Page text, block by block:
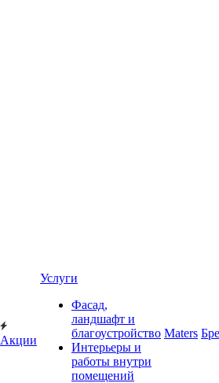
Акции
Услуги
Фасад,
ландшафт и
благоустройство
Интерьеры и
работы внутри
помещений
Maters